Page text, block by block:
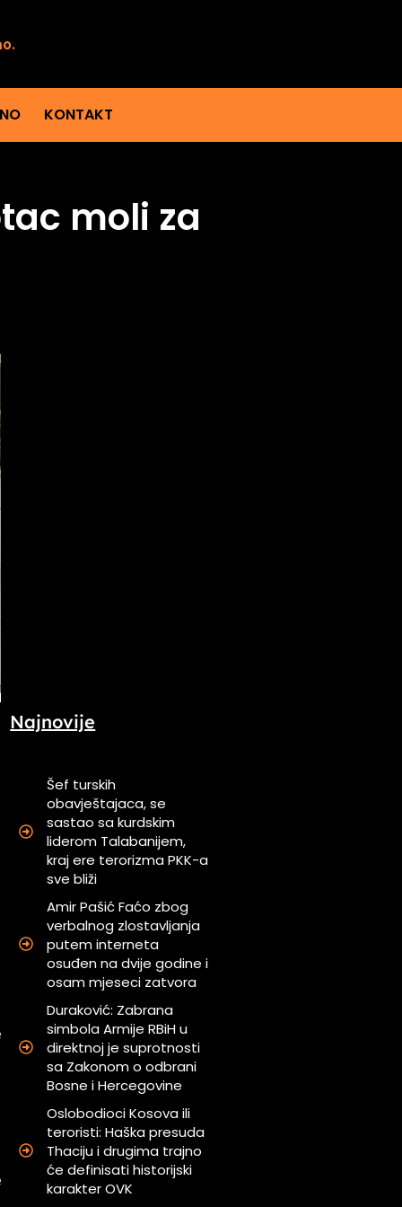
KONTAKT
moli za
Najnovije
Šef turskih
obavještajaca, se
sastao sa kurdskim
liderom Talabanijem,
kraj ere terorizma PKK-a
sve bliži
Amir Pašić Faćo zbog
verbalnog zlostavljanja
putem interneta
osuđen na dvije godine i
osam mjeseci zatvora
Duraković: Zabrana
simbola Armije RBiH u
direktnoj je suprotnosti
sa Zakonom o odbrani
Bosne i Hercegovine
Oslobodioci Kosova ili
teroristi: Haška presuda
Thaciju i drugima trajno
će definisati historijski
karakter OVK